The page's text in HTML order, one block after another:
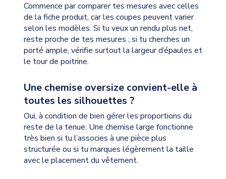
Commence par comparer tes mesures avec celles
de la fiche produit, car les coupes peuvent varier
selon les modèles. Si tu veux un rendu plus net,
reste proche de tes mesures ; si tu cherches un
porté ample, vérifie surtout la largeur d’épaules et
le tour de poitrine.
Une chemise oversize convient-elle à
toutes les silhouettes ?
Oui, à condition de bien gérer les proportions du
reste de la tenue. Une chemise large fonctionne
très bien si tu l’associes à une pièce plus
structurée ou si tu marques légèrement la taille
avec le placement du vêtement.